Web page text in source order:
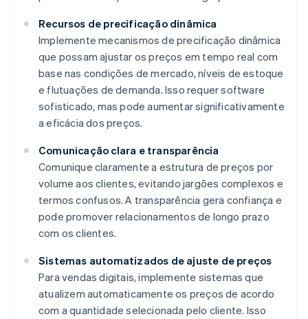
Recursos de precificação dinâmica
Implemente mecanismos de precificação dinâmica
que possam ajustar os preços em tempo real com
base nas condições de mercado, níveis de estoque
e flutuações de demanda. Isso requer software
sofisticado, mas pode aumentar significativamente
a eficácia dos preços.
Comunicação clara e transparência
Comunique claramente a estrutura de preços por
volume aos clientes, evitando jargões complexos e
termos confusos. A transparência gera confiança e
pode promover relacionamentos de longo prazo
com os clientes.
Sistemas automatizados de ajuste de preços
Para vendas digitais, implemente sistemas que
atualizem automaticamente os preços de acordo
com a quantidade selecionada pelo cliente. Isso